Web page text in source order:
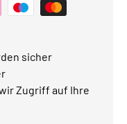
sicher
Zugriff auf Ihre